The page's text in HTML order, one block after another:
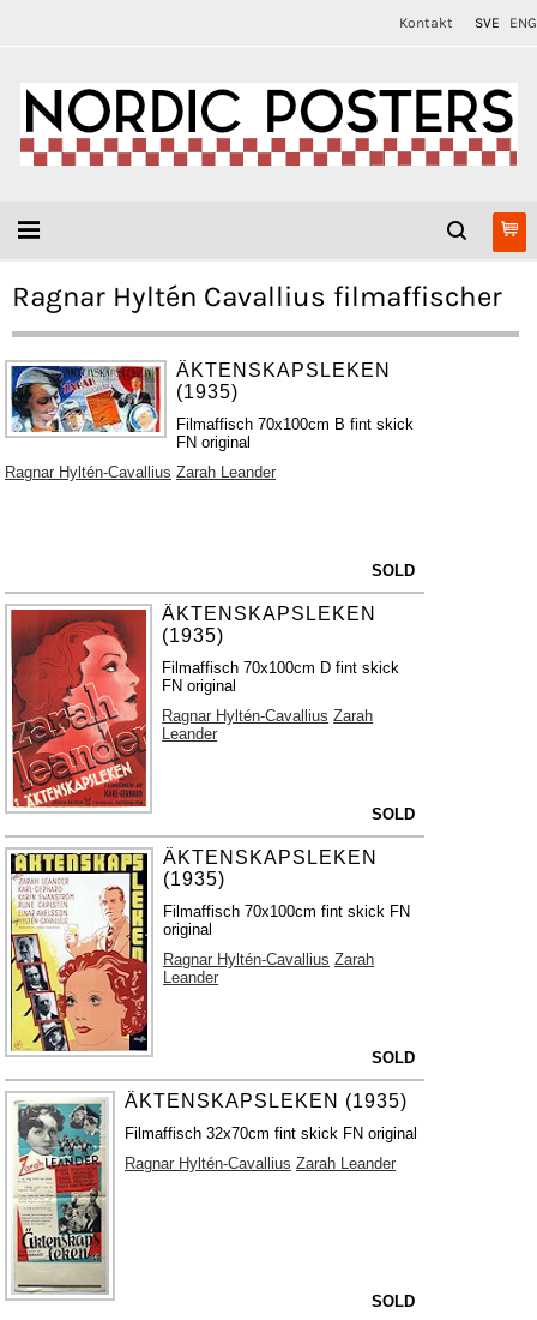
Kontakt SVE ENG
Ragnar Hyltén Cavallius filmaffischer
ÄKTENSKAPSLEKEN
(1935)
Filmaffisch 70x100cm B fint skick
FN original
Ragnar Hyltén-Cavallius Zarah Leander
SOLD
ÄKTENSKAPSLEKEN
(1935)
Filmaffisch 70x100cm D fint skick
FN original
Ragnar Hyltén-Cavallius Zarah
Leander
SOLD
ÄKTENSKAPSLEKEN
(1935)
Filmaffisch 70x100cm fint skick FN
original
Ragnar Hyltén-Cavallius Zarah
Leander
SOLD
ÄKTENSKAPSLEKEN (1935)
Filmaffisch 32x70cm fint skick FN original
Ragnar Hyltén-Cavallius Zarah Leander
SOLD